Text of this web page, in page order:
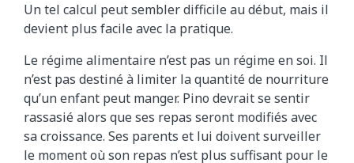
Un tel calcul peut sembler difficile au début, mais il
devient plus facile avec la pratique.
Le régime alimentaire n’est pas un régime en soi. Il
n’est pas destiné à limiter la quantité de nourriture
qu’un enfant peut manger. Pino devrait se sentir
rassasié alors que ses repas seront modifiés avec
sa croissance. Ses parents et lui doivent surveiller
le moment où son repas n’est plus suffisant pour le